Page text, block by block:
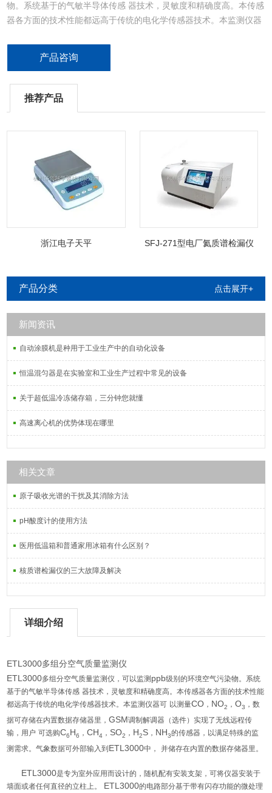
物。系统基于的气敏半导体传感 器技术，灵敏度和精确度高。本传感
器各方面的技术性能都远高于传统的电化学传感器技术。本监测仪器
CH4，SO2，H2S，NH3的传感器，以满足特殊的监测需求。
产品咨询
推荐产品
浙江电子天平 SFJ-271型电厂氦质谱检漏仪
产品分类 点击展开+
新闻资讯
自动涂膜机是种用于工业生产中的自动化设备
恒温混匀器是在实验室和工业生产过程中常见的设备
关于超低温冷冻储存箱，三分钟您就懂
高速离心机的优势体现在哪里
相关文章
原子吸收光谱的干扰及其消除方法
pH酸度计的使用方法
医用低温箱和普通家用冰箱有什么区别？
核质谱检漏仪的三大故障及解决
详细介绍
ETL3000多组分空气质量监测仪
ETL3000多组分空气质量监测仪，可以监测 ppb级别的环境空气污染物。系统
基于的气敏半导体传感 器技术，灵敏度和精确度高。本传感器各方面的技术性能
都远高于传统的电化学传感器技术。本监测仪器可 以测量CO ， NO2 ，O3 ，数
据可存储在内置数据存储器里，GSM调制解调器（选件）实现了无线远程传
输，用户 可选购C6H6 ，CH4 ， SO2 ， H2S ， NH3的传感器，以满足特殊的监
测需求。气象数据可外部输入到ETL3000中， 并储存在内置的数据存储器里。
ETL3000是专为室外应用而设计的，随机配有安装支架，可将仪器安装于
墙面或者任何直径的立柱上。
ETL3000的电路部分基于带有闪存功能的微处理